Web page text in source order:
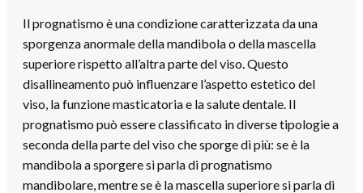
Il prognatismo è una condizione caratterizzata da una
sporgenza anormale della mandibola o della mascella
superiore rispetto all’altra parte del viso. Questo
disallineamento può influenzare l’aspetto estetico del
viso, la funzione masticatoria e la salute dentale. Il
prognatismo può essere classificato in diverse tipologie a
seconda della parte del viso che sporge di più: se è la
mandibola a sporgere si parla di prognatismo
mandibolare, mentre se è la mascella superiore si parla di